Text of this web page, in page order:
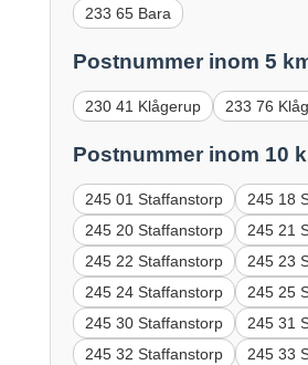
233 65 Bara
Postnummer inom 5
230 41 Klågerup 233 76
Postnummer inom 10
245 01 Staffanstorp
245 18
245 20 Staffanstorp
245 21
245 22 Staffanstorp
245 23
245 24 Staffanstorp
245 25
245 30 Staffanstorp
245 31
245 32 Staffanstorp
245 33